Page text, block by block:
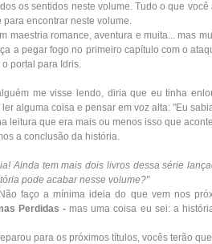
os sentidos neste volume. Tudo o que
encontrar neste volume.
maestria romance, aventura e muita... mas
a pegar fogo no primeiro capítulo com o
portal para Idris.
me visse lendo, diria que eu tinha
alguma coisa e pensar em voz alta: "Eu
leitura que era mais ou menos isso que
a conclusão da história.
Ainda tem mais dois livros dessa série
pode acabar nesse volume?"
faço a mínima ideia do que vem nos
Perdidas -mas uma coisa eu sei: a
para os próximos títulos, vocês terão